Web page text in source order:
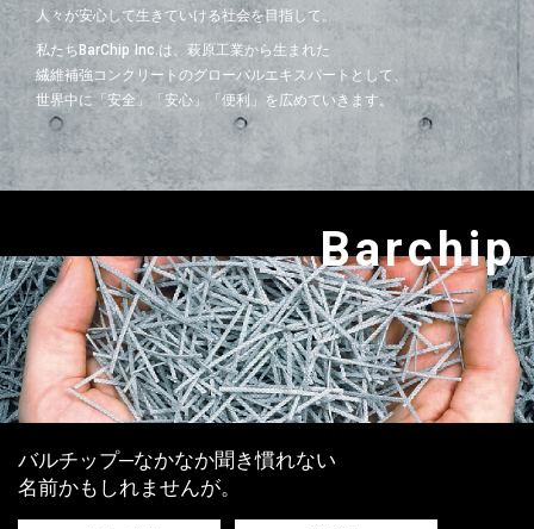
人 々 が安心し て生 き ていける社会を目 指 し て 。
私たちBarChip Inc は 萩原工業から生 ま れ た
繊維補強 コ ン ク リ ー ト のグロ ーバルエ キ ス パー ト と して
世界中に 「安全 」 「安心」 「便利 」 を広めていき ま す 。
Barchip
バルチップ─なかなか聞き慣れない
名前かもしれませんが。